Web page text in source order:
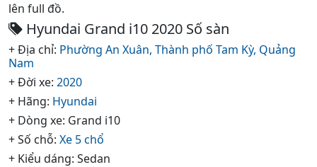
lên full đồ.
Hyundai Grand i10 2020 Số sàn
+ Địa chỉ: Phường An Xuân, Thành phố Tam Kỳ, Quảng
Nam
+ Đời xe: 2020
+ Hãng: Hyundai
+ Dòng xe: Grand i10
+ Số chỗ: Xe 5 chổ
+ Kiểu dáng: Sedan